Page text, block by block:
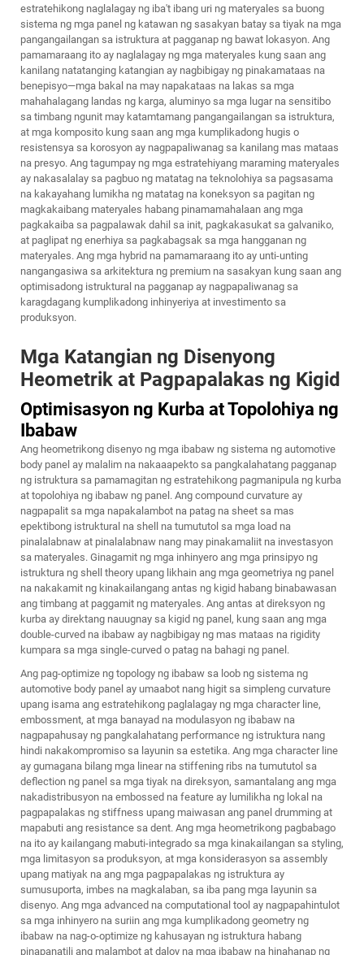
estratehikong naglalagay ng iba't ibang uri ng materyales sa buong
sistema ng mga panel ng katawan ng sasakyan batay sa tiyak na mga
pangangailangan sa istruktura at pagganap ng bawat lokasyon. Ang
pamamaraang ito ay naglalagay ng mga materyales kung saan ang
kanilang natatanging katangian ay nagbibigay ng pinakamataas na
benepisyo—mga bakal na may napakataas na lakas sa mga
mahahalagang landas ng karga, aluminyo sa mga lugar na sensitibo
sa timbang ngunit may katamtamang pangangailangan sa istruktura,
at mga komposito kung saan ang mga kumplikadong hugis o
resistensya sa korosyon ay nagpapaliwanag sa kanilang mas mataas
na presyo. Ang tagumpay ng mga estratehiyang maraming materyales
ay nakasalalay sa pagbuo ng matatag na teknolohiya sa pagsasama
na kakayahang lumikha ng matatag na koneksyon sa pagitan ng
magkakaibang materyales habang pinamamahalaan ang mga
pagkakaiba sa pagpalawak dahil sa init, pagkakasukat sa galvaniko,
at paglipat ng enerhiya sa pagkabagsak sa mga hangganan ng
materyales. Ang mga hybrid na pamamaraang ito ay unti-unting
nangangasiwa sa arkitektura ng premium na sasakyan kung saan ang
optimisadong istruktural na pagganap ay nagpapaliwanag sa
karagdagang kumplikadong inhinyeriya at investimento sa
produksyon.
Mga Katangian ng Disenyong
Heometrik at Pagpapalakas ng Kigid
Optimisasyon ng Kurba at Topolohiya ng
Ibabaw
Ang heometrikong disenyo ng mga ibabaw ng sistema ng automotive
body panel ay malalim na nakaaapekto sa pangkalahatang pagganap
ng istruktura sa pamamagitan ng estratehikong pagmanipula ng kurba
at topolohiya ng ibabaw ng panel. Ang compound curvature ay
nagpapalit sa mga napakalambot na patag na sheet sa mas
epektibong istruktural na shell na tumututol sa mga load na
pinalalabnaw at pinalalabnaw nang may pinakamaliit na investasyon
sa materyales. Ginagamit ng mga inhinyero ang mga prinsipyo ng
istruktura ng shell theory upang likhain ang mga geometriya ng panel
na nakakamit ng kinakailangang antas ng kigid habang binabawasan
ang timbang at paggamit ng materyales. Ang antas at direksyon ng
kurba ay direktang nauugnay sa kigid ng panel, kung saan ang mga
double-curved na ibabaw ay nagbibigay ng mas mataas na rigidity
kumpara sa mga single-curved o patag na bahagi ng panel.
Ang pag-optimize ng topology ng ibabaw sa loob ng sistema ng
automotive body panel ay umaabot nang higit sa simpleng curvature
upang isama ang estratehikong paglalagay ng mga character line,
embossment, at mga banayad na modulasyon ng ibabaw na
nagpapahusay ng pangkalahatang performance ng istruktura nang
hindi nakakompromiso sa layunin sa estetika. Ang mga character line
ay gumagana bilang mga linear na stiffening ribs na tumututol sa
deflection ng panel sa mga tiyak na direksyon, samantalang ang mga
nakadistribusyon na embossed na feature ay lumilikha ng lokal na
pagpapalakas ng stiffness upang maiwasan ang panel drumming at
mapabuti ang resistance sa dent. Ang mga heometrikong pagbabago
na ito ay kailangang mabuti-integrado sa mga kinakailangan sa styling,
mga limitasyon sa produksyon, at mga konsiderasyon sa assembly
upang matiyak na ang mga pagpapalakas ng istruktura ay
sumusuporta, imbes na magkalaban, sa iba pang mga layunin sa
disenyo. Ang mga advanced na computational tool ay nagpapahintulot
sa mga inhinyero na suriin ang mga kumplikadong geometry ng
ibabaw na nag-o-optimize ng kahusayan ng istruktura habang
pinapanatili ang malambot at daloy na mga ibabaw na hinahanap ng